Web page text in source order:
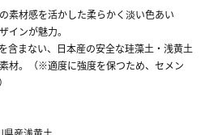
素材感を活かした柔らかく淡い色あい
インが魅力。
含まない、日本産の安全な珪藻土・浅黄土
材。（※適度に強度を保つため、セメン